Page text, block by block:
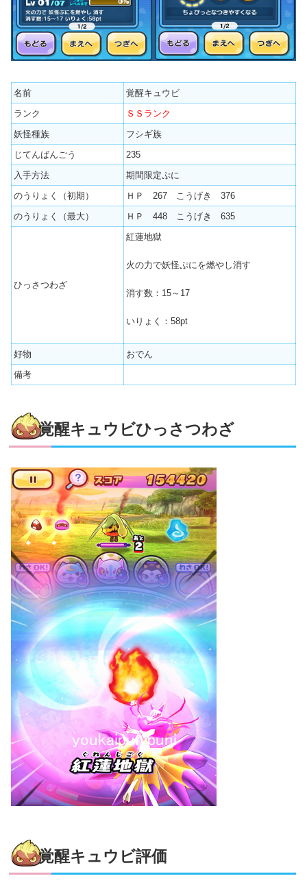
名前
覚醒キュウビ
ランク
ＳＳランク
妖怪種族
フシギ族
じてんばんごう
235
入手方法
期間限定ぷに
のうりょく（初期）
ＨＰ 267 こうげき 376
のうりょく（最大）
ＨＰ 448 こうげき 635
ひっさつわざ
紅蓮地獄
火の力で妖怪ぷにを燃やし消す
消す数：15～17
いりょく：58pt
好物
おでん
備考
覚醒キュウビひっさつわざ
覚醒キュウビ評価